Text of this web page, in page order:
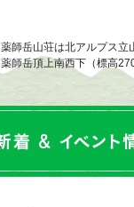
薬師岳山荘は北アルプス立
薬師岳頂上南西下（標高